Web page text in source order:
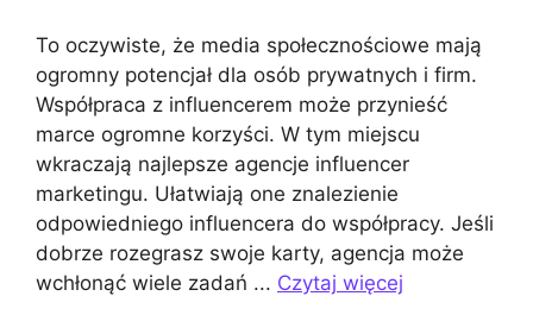
To oczywiste, że media społecznościowe mają
ogromny potencjał dla osób prywatnych i firm.
Współpraca z influencerem może przynieść
marce ogromne korzyści. W tym miejscu
wkraczają najlepsze agencje influencer
marketingu. Ułatwiają one znalezienie
odpowiedniego influencera do współpracy. Jeśli
dobrze rozegrasz swoje karty, agencja może
wchłonąć wiele zadań ... Czytaj więcej